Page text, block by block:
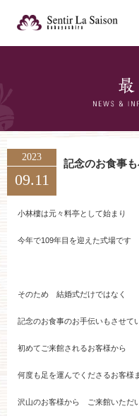
その他
2023
09.11
記念のお食事
小林樓は元々料亭として始まり
今年で109年目を迎えた式場です
そのため 結婚式だけではなく
記念のお食事のお手伝いもさせて
初めてご来館されるお客様から
何度も足を運んでくださるお客様
沢山のお客様から ご来館いただ